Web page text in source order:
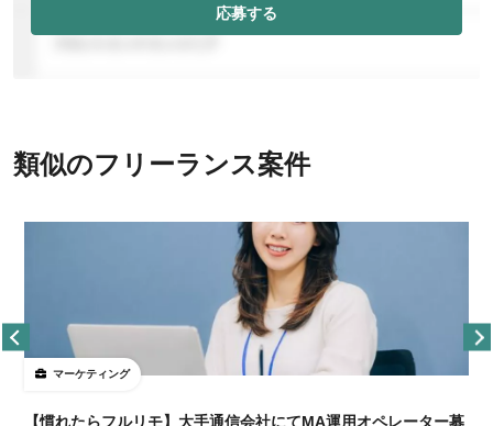
応募する
類似のフリーランス案件
マーケティング
【慣れたらフルリモ】大手通信会社にてMA運用オペレーター募